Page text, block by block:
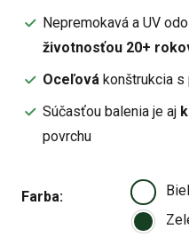
Nepremokavá a UV
životnosťou 20+
Oceľová konštrukcia s
Súčasťou balenia je aj
povrchu
Farba